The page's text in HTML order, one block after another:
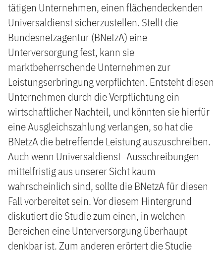
tätigen Unternehmen, einen flächendeckenden
Universaldienst sicherzustellen. Stellt die
Bundesnetzagentur (BNetzA) eine
Unterversorgung fest, kann sie
marktbeherrschende Unternehmen zur
Leistungserbringung verpflichten. Entsteht diesen
Unternehmen durch die Verpflichtung ein
wirtschaftlicher Nachteil, und könnten sie hierfür
eine Ausgleichszahlung verlangen, so hat die
BNetzA die betreffende Leistung auszuschreiben.
Auch wenn Universaldienst- Ausschreibungen
mittelfristig aus unserer Sicht kaum
wahrscheinlich sind, sollte die BNetzA für diesen
Fall vorbereitet sein. Vor diesem Hintergrund
diskutiert die Studie zum einen, in welchen
Bereichen eine Unterversorgung überhaupt
denkbar ist. Zum anderen erörtert die Studie